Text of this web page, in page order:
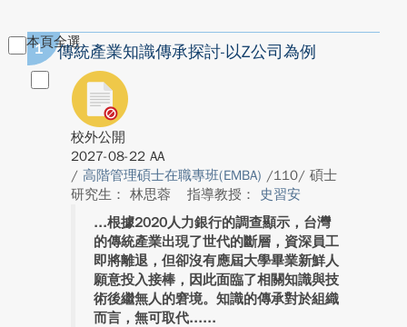
本頁全選
1 傳統產業知識傳承探討-以Z公司為例
校外公開
2027-08-22 AA
/ 高階管理碩士在職專班(EMBA) /110/ 碩士
研究生： 林思蓉
指導教授：
史習安
根據2020人力銀行的調查顯示，台灣
的傳統產業出現了世代的斷層，資深員工
即將離退，但卻沒有應屆大學畢業新鮮人
願意投入接棒，因此面臨了相關知識與技
術後繼無人的窘境。知識的傳承對於組織
而言，無可取代...